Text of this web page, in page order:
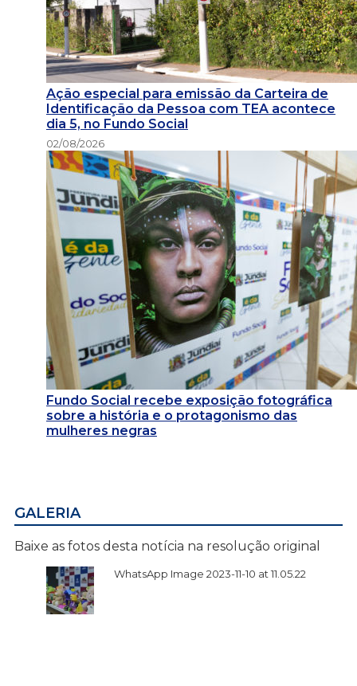
Ação especial para emissão da Carteira de
Identificação da Pessoa com TEA acontece
dia 5, no Fundo Social
02/08/2026
Fundo Social recebe exposição fotográfica
sobre a história e o protagonismo das
mulheres negras
GALERIA
Baixe as fotos desta notícia na resolução original
WhatsApp Image 2023-11-10 at 11.05.22